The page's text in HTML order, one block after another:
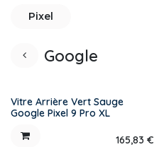
Pixel
Google
Vitre Arrière Vert Sauge
Google Pixel 9 Pro XL
165,83 €